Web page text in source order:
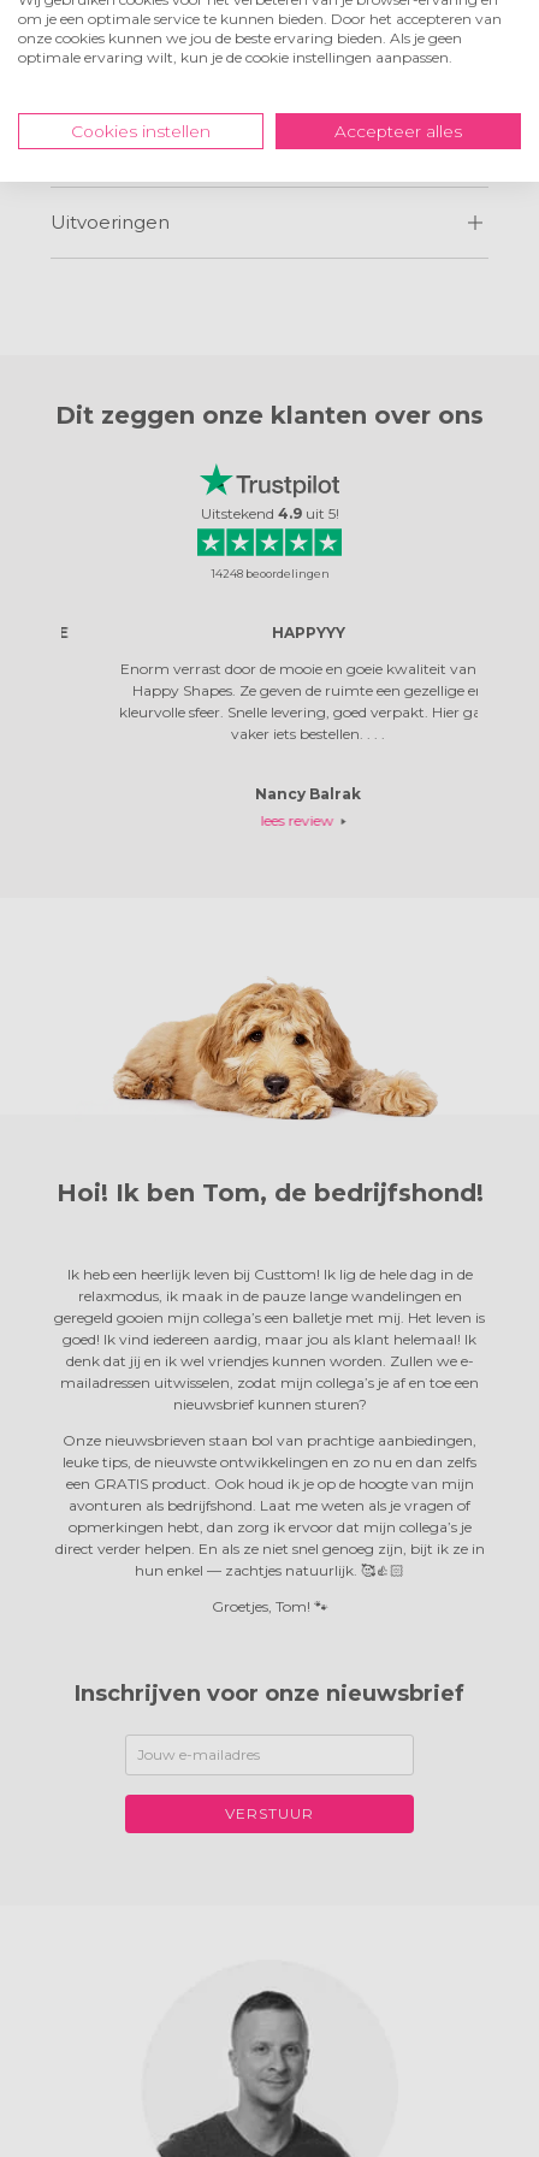
Heb je nog vragen over foto's op vurenhout? Aarzel dan nooit
contact met ons op te nemen, we helpen je met enorm veel
passie en plezier!
Prijzen en formaten
Uitvoeringen
Dit zeggen onze klanten over ons
Uitstekend 4.9 uit 5!
14248 beoordelingen
HAPPYYY
Enorm verrast door de mooie en goeie kwaliteit van de
Happy Shapes. Ze geven de ruimte een gezellige en
kleurvolle sfeer. Snelle levering, goed verpakt. Hier ga ik
vaker iets bestellen. . . .
Nancy Balrak
lees review
Hoi! Ik ben Tom, de bedrijfshond!
Ik heb een heerlijk leven bij Custtom! Ik lig de hele dag in de
relaxmodus, ik maak in de pauze lange wandelingen en
geregeld gooien mijn collega’s een balletje met mij. Het leven is
goed! Ik vind iedereen aardig, maar jou als klant helemaal! Ik
denk dat jij en ik wel vriendjes kunnen worden. Zullen we e-
mailadressen uitwisselen, zodat mijn collega’s je af en toe een
nieuwsbrief kunnen sturen?
Onze nieuwsbrieven staan bol van prachtige aanbiedingen,
leuke tips, de nieuwste ontwikkelingen en zo nu en dan zelfs
een GRATIS product. Ook houd ik je op de hoogte van mijn
avonturen als bedrijfshond. Laat me weten als je vragen of
opmerkingen hebt, dan zorg ik ervoor dat mijn collega’s je
direct verder helpen. En als ze niet snel genoeg zijn, bijt ik ze in
hun enkel — zachtjes natuurlijk. 🥰👍🏻
Groetjes, Tom! 🐾
Inschrijven voor onze nieuwsbrief
VERSTUUR
om je een optimale service te kunnen bieden. Door het accepteren van
onze cookies kunnen we jou de beste ervaring bieden. Als je geen
optimale ervaring wilt, kun je de cookie instellingen aanpassen.
Cookies instellen Accepteer alles